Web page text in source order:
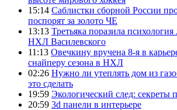
15:14 Саблистки сборной России
поспорят за золото ЧЕ
13:13 Третьяка поразила
НХЛ Василевского
11:13 Овечкину вручена 8-я в
снайперу сезона в НХЛ
02:26 Нужно ли утеплять дом из
это сделать
19:59 Экологический след: секреты
20:59 3d панели в интерьере